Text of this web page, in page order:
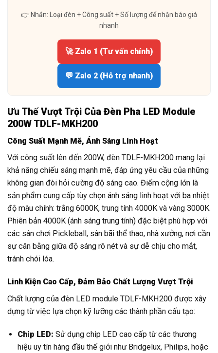
👉 Nhắn: Loại đèn + Công suất + Số lượng để nhận báo giá
nhanh
🚀 Zalo 1 (Tư vấn chính)
💬 Zalo 2 (Hỗ trợ nhanh)
Ưu Thế Vượt Trội Của Đèn Pha LED Module
200W TDLF-MKH200
Công Suất Mạnh Mẽ, Ánh Sáng Linh Hoạt
Với công suất lên đến 200W, đèn TDLF-MKH200 mang lại
khả năng chiếu sáng mạnh mẽ, đáp ứng yêu cầu của những
không gian đòi hỏi cường độ sáng cao. Điểm cộng lớn là
sản phẩm cung cấp tùy chọn ánh sáng linh hoạt với ba nhiệt
độ màu chính: trắng 6000K, trung tính 4000K và vàng 3000K.
Phiên bản 4000K (ánh sáng trung tính) đặc biệt phù hợp với
các sân chơi Pickleball, sân bãi thể thao, nhà xưởng, nơi cần
sự cân bằng giữa độ sáng rõ nét và sự dễ chịu cho mắt,
tránh chói lóa.
Linh Kiện Cao Cấp, Đảm Bảo Chất Lượng Vượt Trội
Chất lượng của đèn LED module TDLF-MKH200 được xây
dựng từ việc lựa chọn kỹ lưỡng các thành phần cấu tạo:
Chip LED: Sử dụng chip LED cao cấp từ các thương
hiệu uy tín hàng đầu thế giới như Bridgelux, Philips, hoặc